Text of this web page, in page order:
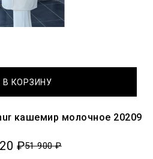
В КОРЗИНУ
кашемир молочное 20209
₽51 900 ₽